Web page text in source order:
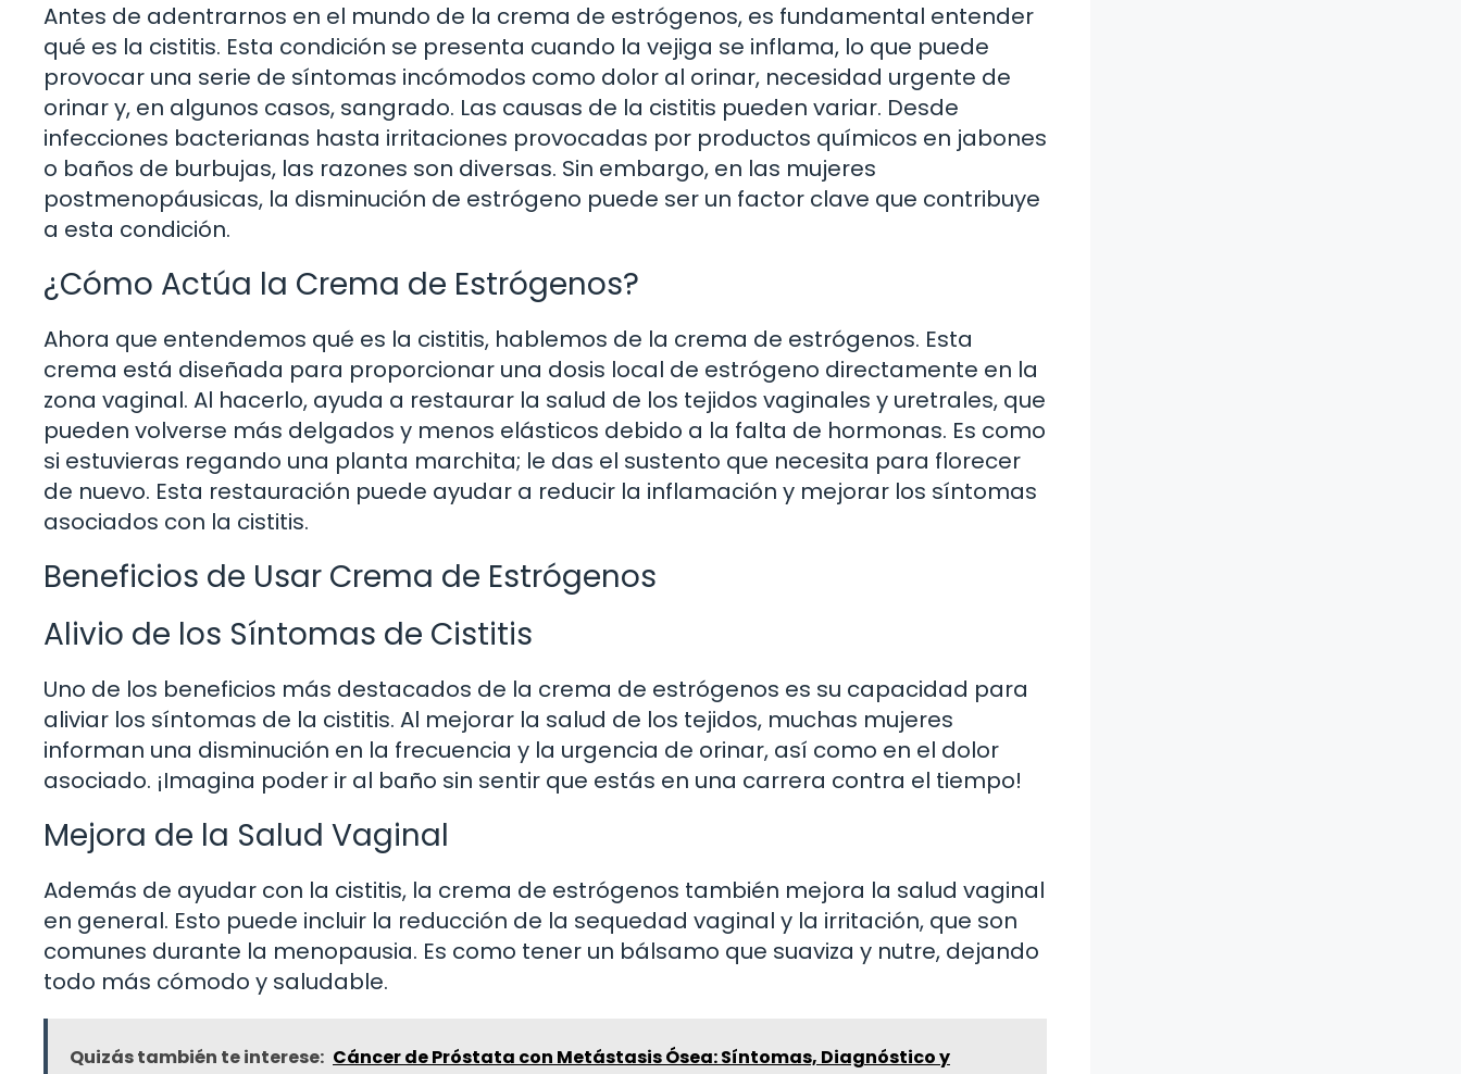
Antes de adentrarnos en el mundo de la crema de estrógenos, es fundamental entender
qué es la cistitis. Esta condición se presenta cuando la vejiga se inflama, lo que puede
provocar una serie de síntomas incómodos como dolor al orinar, necesidad urgente de
orinar y, en algunos casos, sangrado. Las causas de la cistitis pueden variar. Desde
infecciones bacterianas hasta irritaciones provocadas por productos químicos en jabones
o baños de burbujas, las razones son diversas. Sin embargo, en las mujeres
postmenopáusicas, la disminución de estrógeno puede ser un factor clave que contribuye
a esta condición.
¿Cómo Actúa la Crema de Estrógenos?
Ahora que entendemos qué es la cistitis, hablemos de la crema de estrógenos. Esta
crema está diseñada para proporcionar una dosis local de estrógeno directamente en la
zona vaginal. Al hacerlo, ayuda a restaurar la salud de los tejidos vaginales y uretrales, que
pueden volverse más delgados y menos elásticos debido a la falta de hormonas. Es como
si estuvieras regando una planta marchita; le das el sustento que necesita para florecer
de nuevo. Esta restauración puede ayudar a reducir la inflamación y mejorar los síntomas
asociados con la cistitis.
Beneficios de Usar Crema de Estrógenos
Alivio de los Síntomas de Cistitis
Uno de los beneficios más destacados de la crema de estrógenos es su capacidad para
aliviar los síntomas de la cistitis. Al mejorar la salud de los tejidos, muchas mujeres
informan una disminución en la frecuencia y la urgencia de orinar, así como en el dolor
asociado. ¡Imagina poder ir al baño sin sentir que estás en una carrera contra el tiempo!
Mejora de la Salud Vaginal
Además de ayudar con la cistitis, la crema de estrógenos también mejora la salud vaginal
en general. Esto puede incluir la reducción de la sequedad vaginal y la irritación, que son
comunes durante la menopausia. Es como tener un bálsamo que suaviza y nutre, dejando
todo más cómodo y saludable.
Quizás también te interese: Cáncer de Próstata con Metástasis Ósea: Síntomas, Diagnóstico y